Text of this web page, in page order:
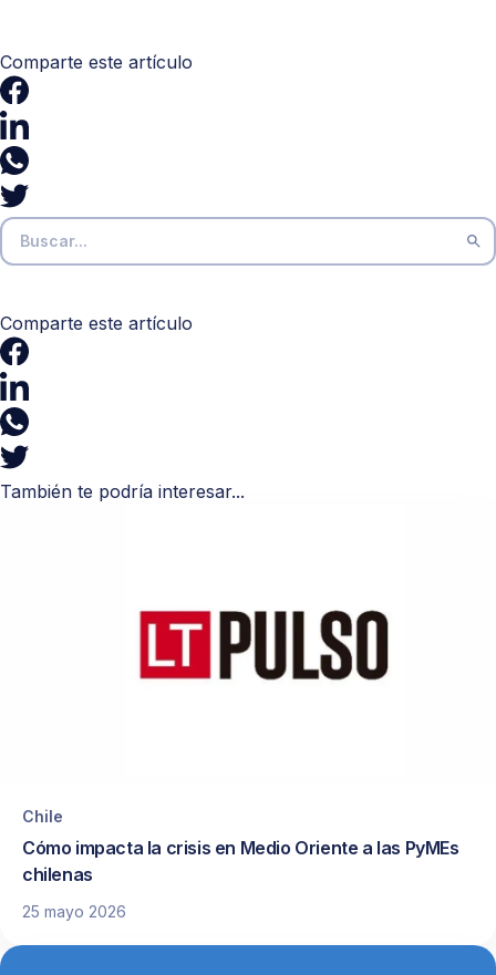
Comparte este artículo
Comparte este artículo
También te podría interesar...
Chile
Cómo impacta la crisis en Medio Oriente a las PyMEs
chilenas
25 mayo 2026